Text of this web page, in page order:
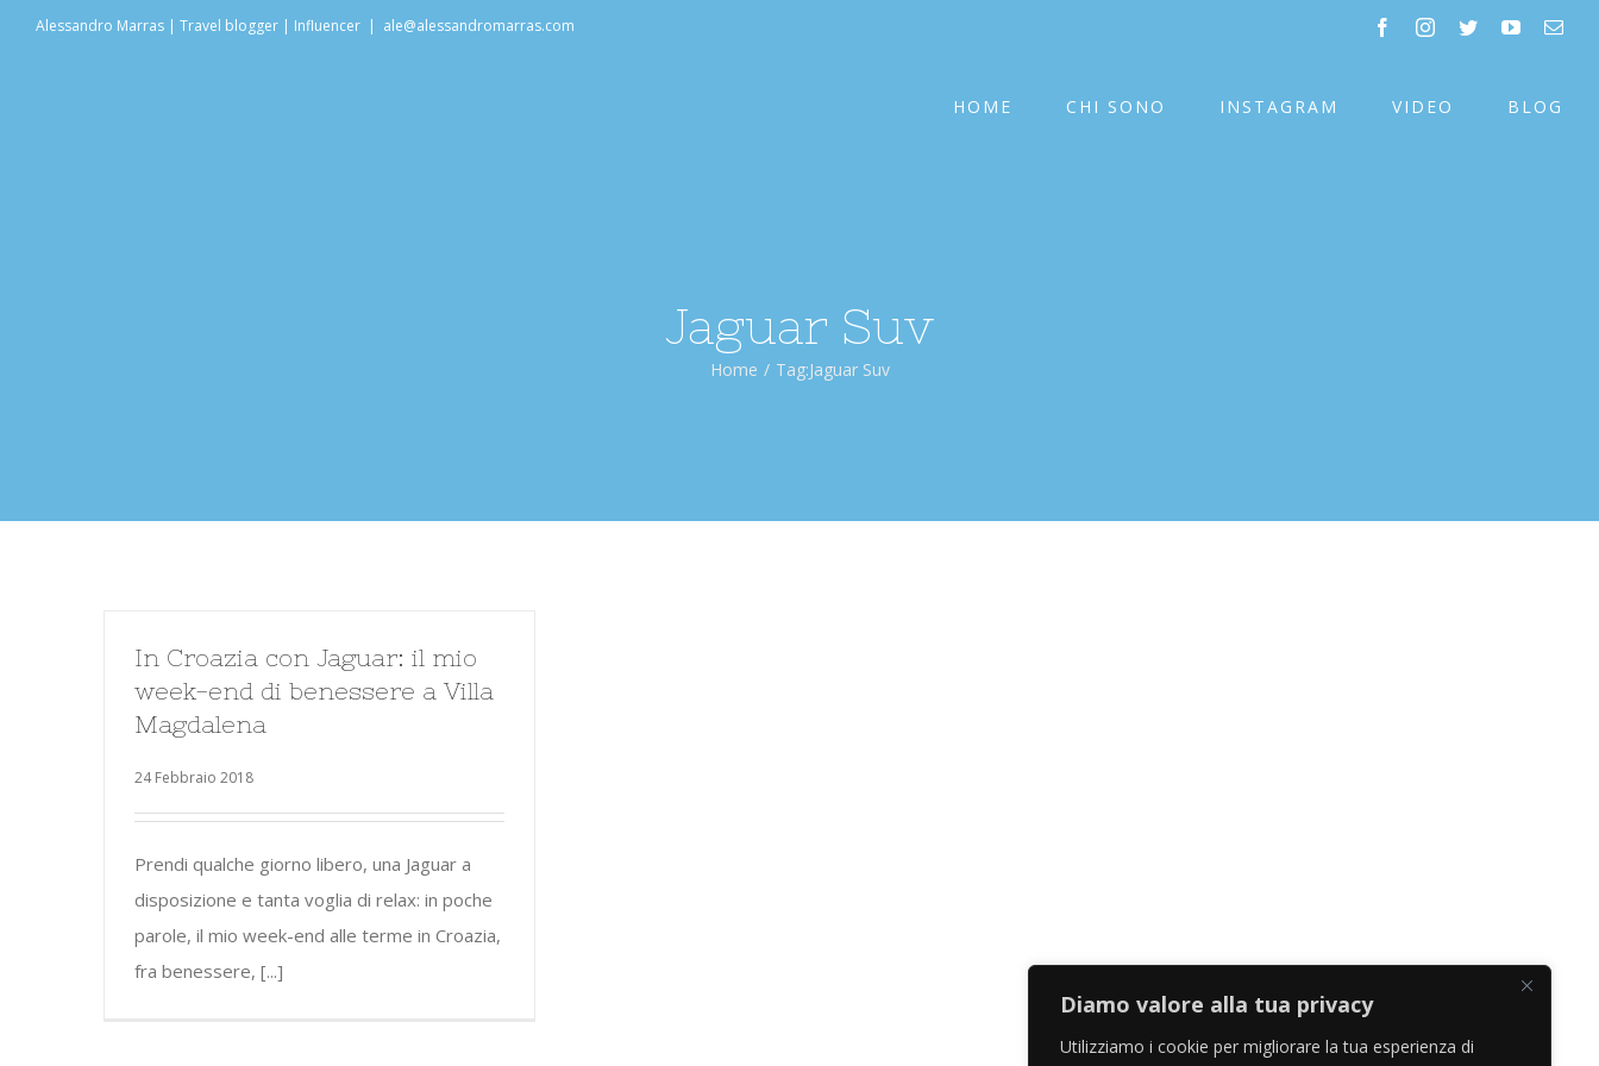
Diamo valore alla tua privacy
Utilizziamo i cookie per migliorare la tua esperienza di
Alessandro Marras | Travel blogger | Influencer | ale@alessandromarras.com facebookinstagram
twitteryoutube
HOME CHI SONO INSTAGRAM VIDEO BLOG
Jaguar Suv
Home / Tag:Jaguar Suv
In Croazia con Jaguar: il mio
week-end di benessere a Villa
Magdalena
24 Febbraio 2018
Prendi qualche giorno libero, una Jaguar a
disposizione e tanta voglia di relax: in poche
parole, il mio week-end alle terme in Croazia,
fra benessere, [...]